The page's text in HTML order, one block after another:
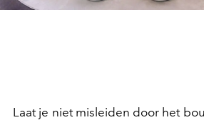
Laat je niet misleiden door het